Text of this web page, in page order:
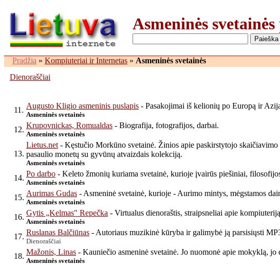
Asmeninės svetainės
Pradžia » Kompiuteriai ir Internetas » Asmeninės svetainės
Dienoraščiai
11. Augusto Kligio asmeninis puslapis - Pasakojimai iš kelionių po Europą ir
Asmeninės svetainės
12. Krupovnickas, Romualdas - Biografija, fotografijos, darbai.
Asmeninės svetainės
13.
Lietus.net - Kęstučio Morkūno svetainė. Žinios apie paskirstytojo
pasaulio monetų su gyvūnų atvaizdais kolekciją.
Asmeninės svetainės
14. Po darbo - Keleto žmonių kuriama svetainė, kurioje įvairūs piešiniai,
Asmeninės svetainės
15. Aurimas Gudas - Asmeninė svetainė, kurioje - Aurimo mintys, mėgstamos
Asmeninės svetainės
16. Gytis „Kelmas" Repečka - Virtualus dienoraštis, straipsneliai apie
Asmeninės svetainės
17. Ruslanas Balčiūnas - Autoriaus muzikinė kūryba ir galimybė ją parsisiųsti
Dienoraščiai
18. Mažonis, Linas - Kauniečio asmeninė svetainė. Jo nuomonė apie mokyklą,
Asmeninės svetainės